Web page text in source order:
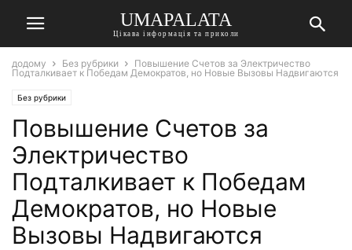
UMAPALATA
Цікава інформація та приколи
додому Без рубрики
Повышение Счетов за Электричество
Подталкивает к Победам Демократов, но Новые Вызовы Надвигаются
Без рубрики
Повышение Счетов за
Электричество
Подталкивает к Победам
Демократов, но Новые
Вызовы Надвигаются